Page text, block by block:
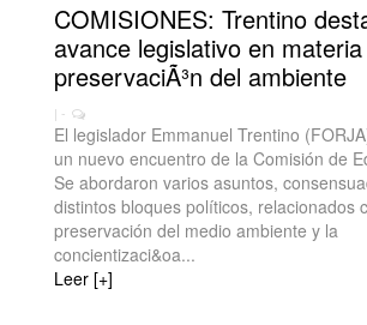
COMISIONES: Trentino
avance legislativo en
preservaciÃ³n del ambiente
| -
El legislador Emmanuel Trentino
un nuevo encuentro de la Comisión de
Se abordaron varios asuntos,
distintos bloques políticos, relacionados
preservación del medio ambiente y la
concientizaci&oa...
Leer [+]